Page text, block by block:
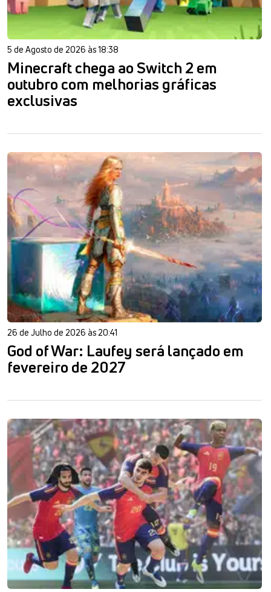
5 de Agosto de 2026 às 18:38
Minecraft chega ao Switch 2 em
outubro com melhorias gráficas
exclusivas
26 de Julho de 2026 às 20:41
God of War: Laufey será lançado em
fevereiro de 2027